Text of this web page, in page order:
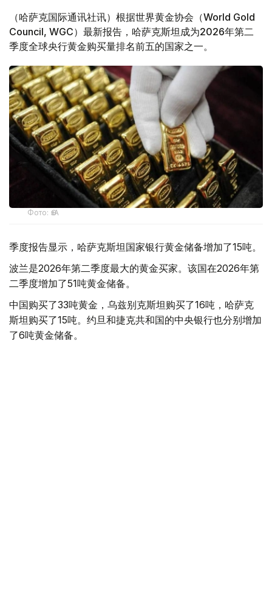
（哈萨克国际通讯社讯）根据世界黄金协会（World Gold
Council, WGC）最新报告，哈萨克斯坦成为2026年第二
季度全球央行黄金购买量排名前五的国家之一。
Фото: ӨзА
季度报告显示，哈萨克斯坦国家银行黄金储备增加了15吨。
波兰是2026年第二季度最大的黄金买家。该国在2026年第
二季度增加了51吨黄金储备。
中国购买了33吨黄金，乌兹别克斯坦购买了16吨，哈萨克
斯坦购买了15吨。约旦和捷克共和国的中央银行也分别增加
了6吨黄金储备。